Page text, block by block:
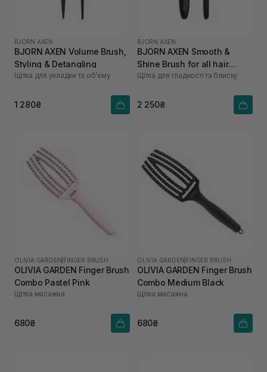
BJORN AXEN
BJORN AXEN Volume Brush,
Styling & Detangling
Щітка для укладки та обʼєму
1 280₴
BJORN AXEN
BJORN AXEN Smooth &
Shine Brush for all hair
types
Щітка для гладкості та блиску
2 250₴
OLIVIA GARDEN FINGER BRUSH
OLIVIA GARDEN Finger Brush
Combo Pastel Pink
Щітка масажна
680₴
OLIVIA GARDEN FINGER BRUSH
OLIVIA GARDEN Finger Brush
Combo Medium Black
Щітка масажна
680₴